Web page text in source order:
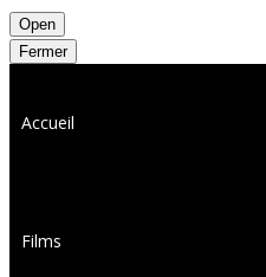
Open
Fermer
Accueil
Films